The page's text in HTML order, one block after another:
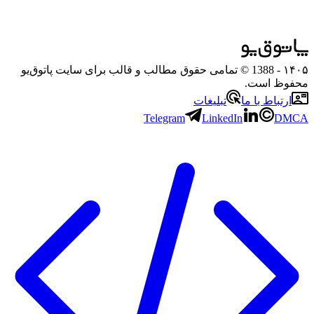
۱۴۰۵
- 1388 © تمامی حقوق مطالب و قالب برای سایت پاتوق‌یو
محفوظ است.
ارتباط با ما
تبلیغات
Telegram
LinkedIn DMCA